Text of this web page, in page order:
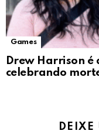
Games
Drew Harrison
celebrando